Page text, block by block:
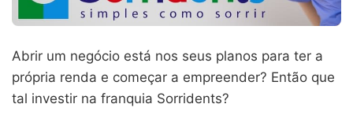
Abrir um negócio está nos seus planos para ter a
própria renda e começar a empreender? Então que
tal investir na franquia Sorridents?